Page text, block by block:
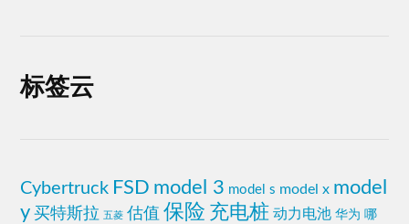
标签云
Cybertruck FSD model 3 model s model x model
y 买特斯拉 五菱 估值 保险 充电桩 动力电池 华为 哪